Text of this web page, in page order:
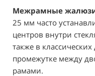
Межрамные
25 мм часто
центров внутри
также в
промежутке между
рамами.